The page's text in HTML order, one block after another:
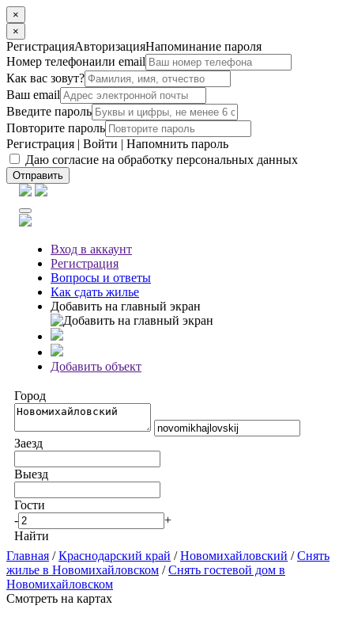
×
×
РегистрацияАвторизацияНапоминание пароля
Номер телефонаили email
Как вас зовут?
Ваш email
Введите пароль
Повторите пароль
Регистрация | Войти | Напомнить пароль
Даю согласие на обработку персональных данных
Отправить
Вход в аккаунт
Регистрация
Вопросы и ответы
Как сдать жилье
Добавить на главный экран
Добавить объект
Город
Заезд
Выезд
Гости
-
+
Найти
Главная /Краснодарский край /Новомихайловский /Снять
жилье в Новомихайловском /Снять гостевой дом в
Новомихайловском
Смотреть на картах